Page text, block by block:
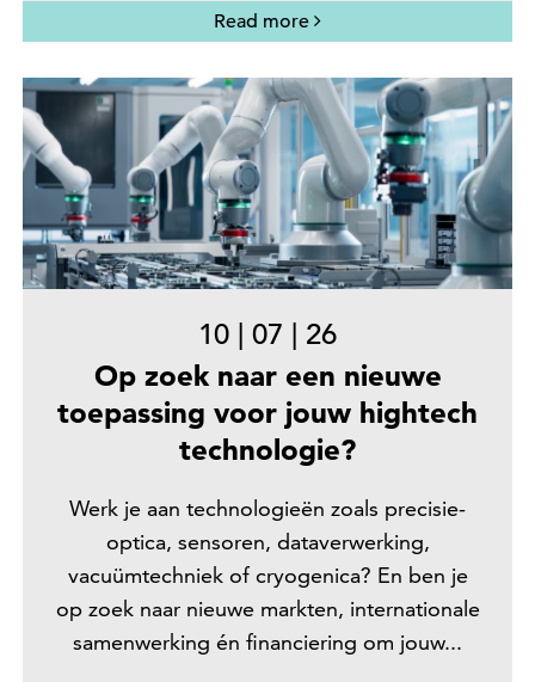
Read more
10 | 07 | 26
Op zoek naar een nieuwe
toepassing voor jouw hightech
technologie?
Werk je aan technologieën zoals precisie-
optica, sensoren, dataverwerking,
vacuümtechniek of cryogenica? En ben je
op zoek naar nieuwe markten, internationale
samenwerking én financiering om jouw...